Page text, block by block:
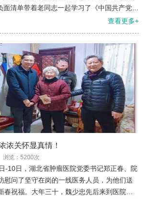
清单带着老同志一起学习了《中国共产党纪
查看更多+
浓关怀显真情！
浏览：5200次
-10日，湖北省肿瘤医院党委书记郑正春、院
慰问了坚守在岗的一线医务人员，为他们送
春祝福。大年三十，魏少忠先后来到医院胸